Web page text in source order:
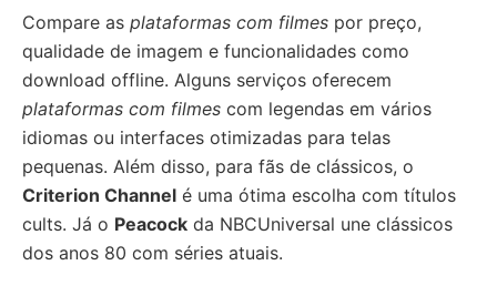
Compare as plataformas com filmes por preço,
qualidade de imagem e funcionalidades como
download offline. Alguns serviços oferecem
plataformas com filmes com legendas em vários
idiomas ou interfaces otimizadas para telas
pequenas. Além disso, para fãs de clássicos, o
Criterion Channel é uma ótima escolha com títulos
cults. Já o Peacock da NBCUniversal une clássicos
dos anos 80 com séries atuais.